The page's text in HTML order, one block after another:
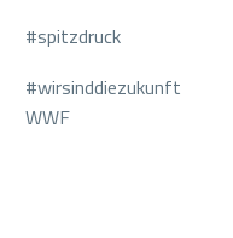
#spitzdruck
#wirsinddiezukunft
WWF